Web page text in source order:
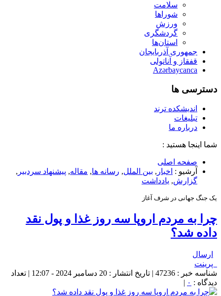
سلامت
شوراها
ورزش
گردشگری
استان‌ها
جمهوری آذربایجان
قفقاز و آناتولی
Azərbaycanca
دسترسی ها
اندیشکده ترند
تبلیغات
درباره ما
شما اینجا هستید :
صفحه اصلی
آرشیو : اخبار , بین الملل, رسانه ها, مقاله, پيشنهاد سردبير ,
گزارش, یادداشت
یک جنگ جهانی در شرف آغاز
چرا به مردم اروپا سه روز غذا و پول نقد
داده شد؟
ارسال
پرینت
شناسه خبر : 47236 | تاریخ انتشار : 20 دسامبر 2024 - 12:07 | تعداد
دیدگاه : ۰ |